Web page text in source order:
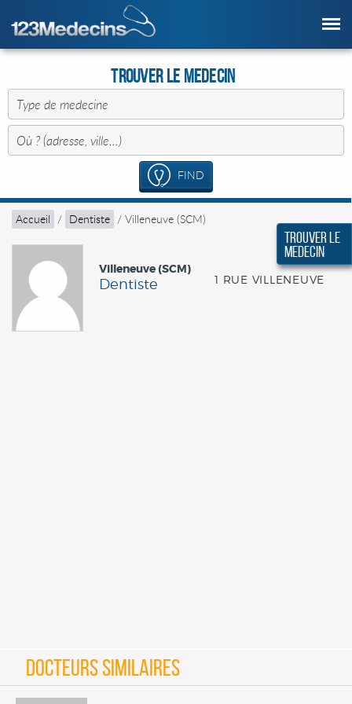
Trouver le Medecin
FIND
Accueil / Dentiste / Villeneuve (SCM)
Villeneuve (SCM)
Dentiste 1 RUE VILLENEUVE
DOCTEURS SIMILAIRES
Trouver le
Medecin